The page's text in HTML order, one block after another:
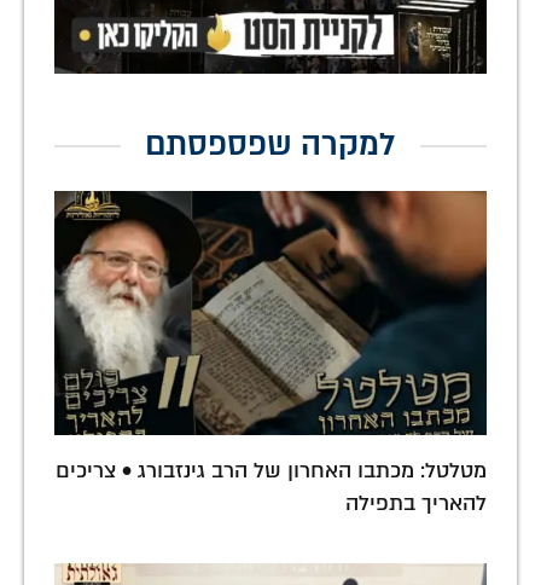
למקרה שפספסתם
מטלטל: מכתבו האחרון של הרב גינזבורג • צריכים
להאריך בתפילה